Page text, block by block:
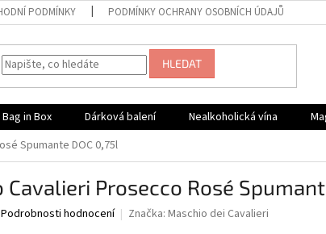
PODMÍNKY PODMÍNKY OCHRANY OSOBNÍCH ÚDAJŮ
HLEDAT
Bag in Box Dárková balení Nealkoholická vína
Spumante DOC 0,75l
Cavalieri Prosecco Rosé
Podrobnosti hodnocení Značka: Maschio dei Cavalieri